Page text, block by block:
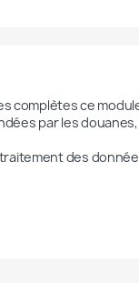
complètes ce
par les
des